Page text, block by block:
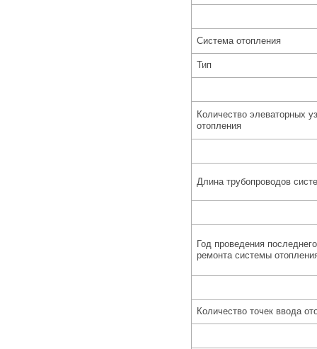
Система отопления
Тип
Количество элеваторных
отопления
Длина трубопроводов
Год проведения
ремонта системы
Количество точек ввода